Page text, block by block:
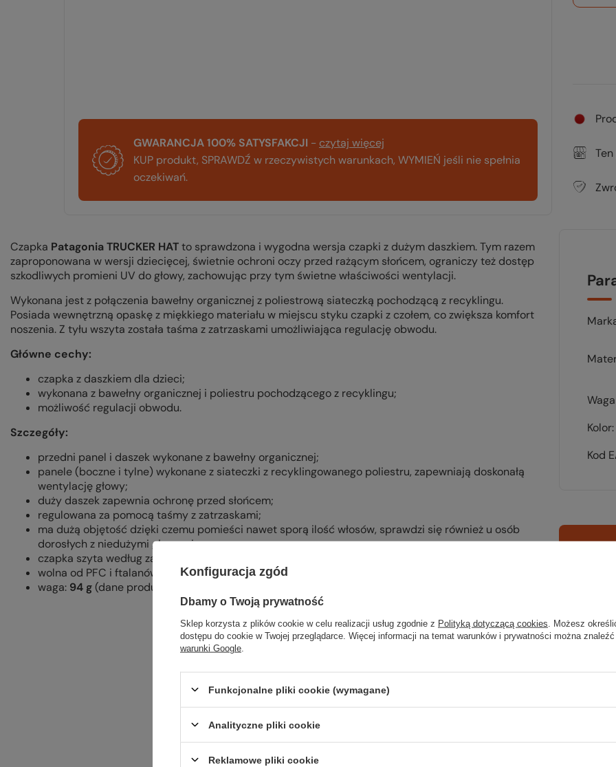
GWARANCJA 100% SATYSFAKCJI - czytaj więcej
KUP produkt, SPRAWDŹ w rzeczywistych warunkach, WYMIEŃ jeśli nie spełnia
oczekiwań.
Czapka Patagonia TRUCKER HATto sprawdzona i wygodna wersja czapki z dużym daszkiem. Tym razem
zaproponowana w wersji dziecięcej, świetnie ochroni oczy przed rażącym słońcem, ograniczy też dostęp
szkodliwych promieni UV do głowy, zachowując przy tym świetne właściwości wentylacji.
Wykonana jest z połączenia bawełny organicznej z poliestrową siateczką pochodzącą z recyklingu.
Posiada wewnętrzną opaskę z miękkiego materiału w miejscu styku czapki z czołem, co zwiększa komfort
noszenia. Z tyłu wszyta została taśma z zatrzaskami umożliwiająca regulację obwodu.
Główne cechy:
czapka z daszkiem dla dzieci;
wykonana z bawełny organicznej i poliestru pochodzącego z recyklingu;
możliwość regulacji obwodu.
Szczegóły:
przedni panel i daszek wykonane z bawełny organicznej;
panele (boczne i tylne) wykonane z siateczki z recyklingowanego poliestru, zapewniają doskonałą
wentylację głowy;
duży daszek zapewnia ochronę przed słońcem;
regulowana za pomocą taśmy z zatrzaskami;
ma dużą objętość dzięki czemu pomieści nawet sporą ilość włosów, sprawdzi się również u osób
dorosłych z niedużymi głowami;
czapka szyta według zasad certyfikacji Fair Trade;
wolna od PFC i ftalanów;
waga: 94 g(dane producenta).
Kolor
Kod
na
Konfiguracja zgód
Dbamy o Twoją prywatność
Sklep korzysta z plików cookie w celu realizacji usług zgodnie z Polityką dotyczącą cookies . Możesz
dostępu do cookie w Twojej przeglądarce. Więcej informacji na temat warunków i prywatności można
warunki Google
Funkcjonalne pliki cookie (wymagane)
Analityczne pliki cookie
Reklamowe pliki cookie